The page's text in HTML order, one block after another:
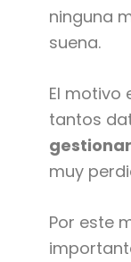
ninguna
suena.
El motivo
tantos
muy
Por este